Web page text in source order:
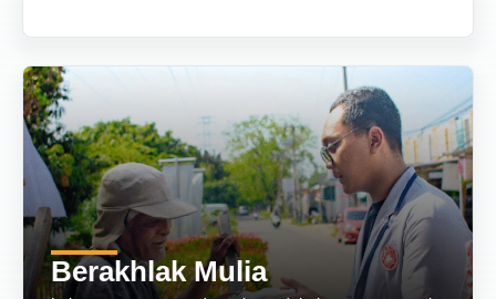
Berakhlak Mulia
Lulusan yang mengedepankan adab, berpegang teguh
pada syariat, dan peduli terhadap sesama
Berakhlak Mulia